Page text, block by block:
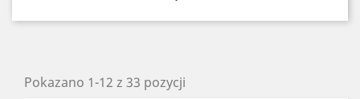
Pokazano 1-12 z 33 pozycji